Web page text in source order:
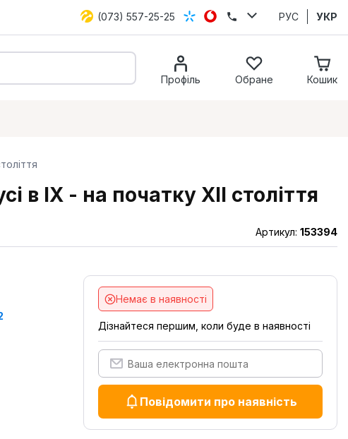
(073) 557-25-25 РУС УКР
Профіль Обране Кошик
в ІХ - на початку ХІІ століття
Артикул: 153394
Немає в наявності
Дізнайтеся першим, коли буде в наявності
Повідомити про наявність